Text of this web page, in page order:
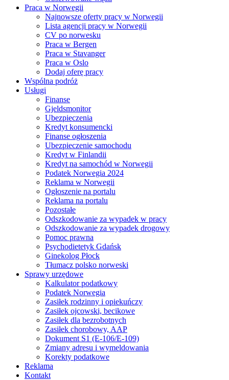
Praca w Norwegii
Najnowsze oferty pracy w Norwegii
Lista agencji pracy w Norwegii
CV po norwesku
Praca w Bergen
Praca w Stavanger
Praca w Oslo
Dodaj oferę pracy
Wspólna podróż
Usługi
Finanse
Gjeldsmonitor
Ubezpieczenia
Kredyt konsumencki
Finanse ogłoszenia
Ubezpieczenie samochodu
Kredyt w Finlandii
Kredyt na samochód w Norwegii
Podatek Norwegia 2024
Reklama w Norwegii
Ogłoszenie na portalu
Reklama na portalu
Pozostałe
Odszkodowanie za wypadek w pracy
Odszkodowanie za wypadek drogowy
Pomoc prawna
Psychodietetyk Gdańsk
Ginekolog Płock
Tłumacz polsko norweski
Sprawy urzędowe
Kalkulator podatkowy
Podatek Norwegia
Zasiłek rodzinny i opiekuńczy
Zasiłek ojcowski, becikowe
Zasiłek dla bezrobotnych
Zasiłek chorobowy, AAP
Dokument S1 (E-106/E-109)
Zmiany adresu i wymeldowania
Korekty podatkowe
Reklama
Kontakt